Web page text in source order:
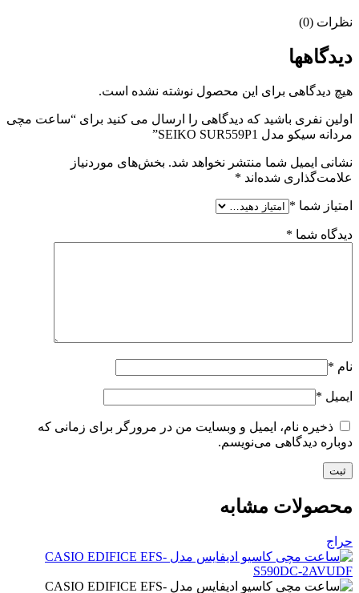
نظرات (0)
دیدگاهها
هیچ دیدگاهی برای این محصول نوشته نشده است.
اولین نفری باشید که دیدگاهی را ارسال می کنید برای “ساعت مچی
مردانه سیکو مدل SEIKO SUR559P1”
نشانی ایمیل شما منتشر نخواهد شد. بخش‌های موردنیاز
علامت‌گذاری شده‌اند *
امتیاز شما *
دیدگاه شما *
نام *
ایمیل *
ذخیره نام، ایمیل و وبسایت من در مرورگر برای زمانی که
دوباره دیدگاهی می‌نویسم.
محصولات مشابه
حراج